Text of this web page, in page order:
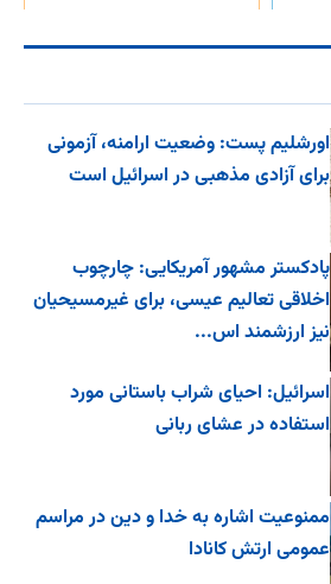
اورشلیم پست: وضعیت ارامنه، آزمونی
برای آزادی مذهبی در اسرائیل است
پادکستر مشهور آمریکایی: چارچوب
اخلاقی تعالیم عیسی، برای غیرمسیحیان
نیز ارزشمند اس...
اسرائیل: احیای شراب باستانی مورد
استفاده در عشای ربانی
ممنوعیت اشاره به خدا و دین در مراسم
عمومی ارتش کانادا